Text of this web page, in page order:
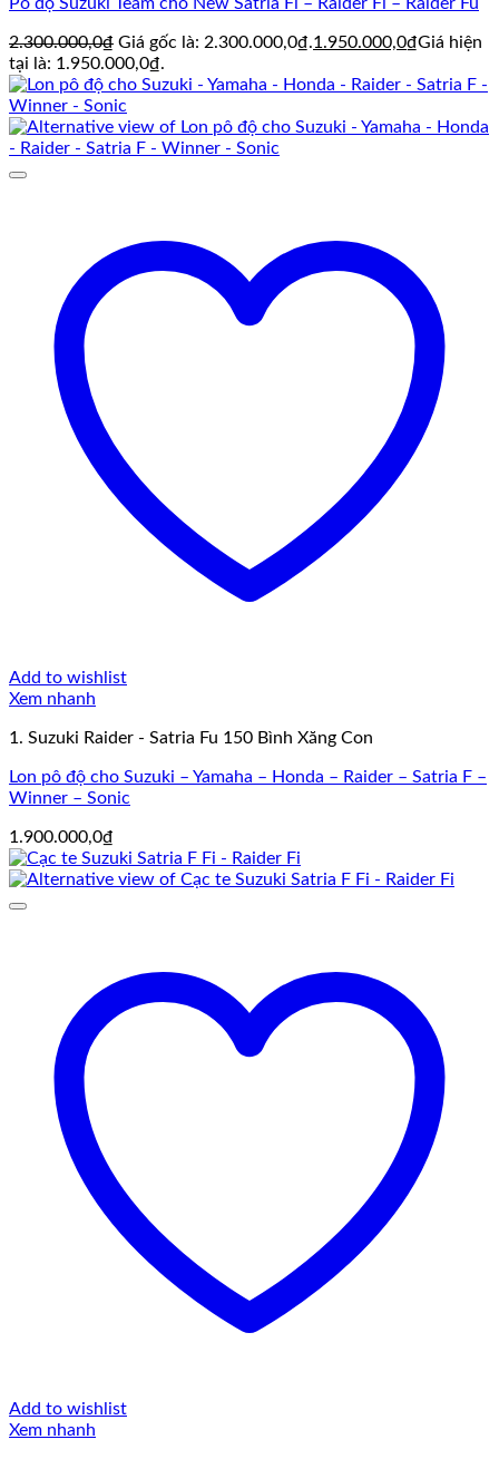
2.300.000,0₫ Giá gốc là: 2.300.000,0₫.1.950.000,0₫Giá hiện
tại là: 1.950.000,0₫.
Add to wishlist
Xem nhanh
1. Suzuki Raider - Satria Fu 150 Bình Xăng Con
Lon pô độ cho Suzuki – Yamaha – Honda – Raider – Satria F –
Winner – Sonic
1.900.000,0₫
Add to wishlist
Xem nhanh